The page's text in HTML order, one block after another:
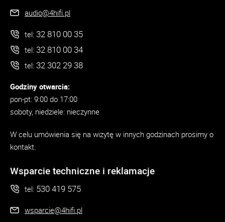
audio@4hifi.pl
tel: 32 810 00 35
tel: 32 810 00 34
tel: 32 302 29 38
Godziny otwarcia:
pon-pt: 9:00 do 17:00
soboty, niedziele: nieczynne
W celu umówienia się na wizytę w innych godzinach prosimy o
kontakt.
Wsparcie techniczne i reklamacje
tel: 530 419 575
wsparcie@4hifi.pl